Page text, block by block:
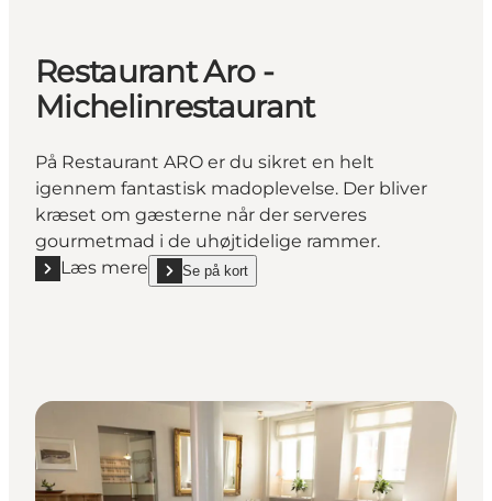
Restaurant Aro -
Michelinrestaurant
På Restaurant ARO er du sikret en helt
igennem fantastisk madoplevelse. Der bliver
kræset om gæsterne når der serveres
gourmetmad i de uhøjtidelige rammer.
Læs mere
Læs mere "Restaurant Aro - Michelinrestaurant"
Se på kort
show Restaurant Aro - Michelinrestaurant on_map